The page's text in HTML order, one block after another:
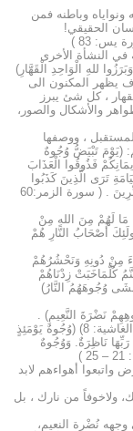
وباطنه فمن
الحقيقي!
83 )
النشأة الأخرى
للهِ الْوَاحِدِ الْقَهَّارِ)
، وسوف يظهر المكنون الى
، كل شئ يبرز
والأشكال والصور،
، ووصفها
(يَوْمَ تَبْيَضُّ وُجُوهٌ
فَذُوقُوا الْعَذَابَ
عمران:106 ) و(َيَوْمَ الْقِيَامَةِ تَرَى الَّذِينَ كَذَبُوا
عَلَى اللهِ وُجُوهُهُمْ مُسْوَدَّةٌ أَلَيْسَ فِي جَهَنَّمَ مَثْوىً لِلْمُتَكَبِّرِينَ . ( سورة الزمر:60
مَا لَهُمْ مِنَ اللهِ مِنْ
أَصْحَابُ النَّارِ هُمْ
مِنْ دُونِهِ وَنَحْشُرُهُمْ
كُلَّمَاخَبَتْ زِدْنَاهُمْ
وَتَغْشَى وُجُوهَهُمُ النَّارُ)
نَضْرَةَ النَّعِيمِ) .
(سورة المطففين: 24 ) (وُجُوهٌ يَوْمَئِذٍ نَاعِمَةٌ) . ( سورة الغاشية: 8) (وُجُوهٌ يَوْمَئِذٍ
إِلَى رَبِّهَا نَاظِرَةٌ. وَوُجُوهٌ
واتبعوا أهواءهم لابد
ولاخوفاً من نارك ، بل
نُضْرة النعيم،